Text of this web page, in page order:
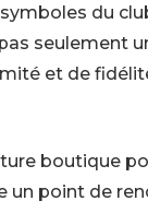
du
seulement
et de
boutique
un point de